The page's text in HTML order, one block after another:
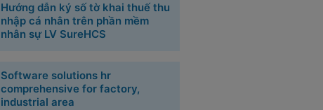
Hướng dẫn ký số tờ khai thuế thu
nhập cá nhân trên phần mềm
nhân sự LV SureHCS
Software solutions hr
comprehensive for factory,
industrial area